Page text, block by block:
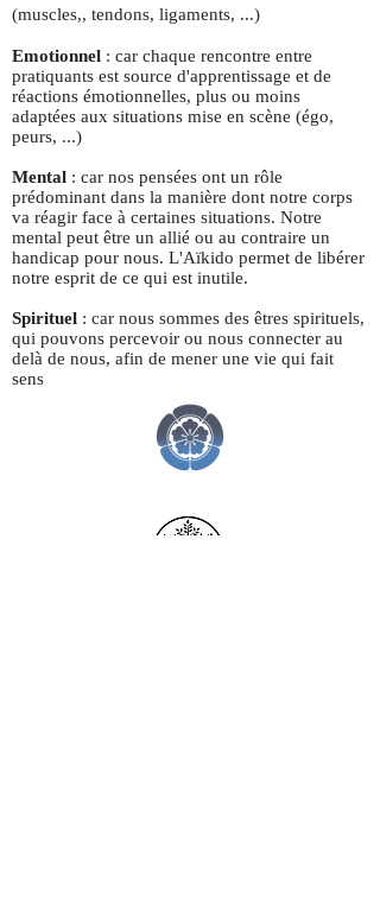
(muscles,, tendons, ligaments, ...)
Emotionnel : car chaque rencontre entre
pratiquants est source d'apprentissage et de
réactions émotionnelles, plus ou moins
adaptées aux situations mise en scène (égo,
peurs, ...)
Mental : car nos pensées ont un rôle
prédominant dans la manière dont notre corps
va réagir face à certaines situations. Notre
mental peut être un allié ou au contraire un
handicap pour nous. L'Aïkido permet de libérer
notre esprit de ce qui est inutile.
Spirituel : car nous sommes des êtres spirituels,
qui pouvons percevoir ou nous connecter au
delà de nous, afin de mener une vie qui fait
sens